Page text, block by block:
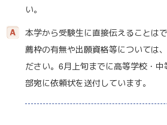
い。
本学から受験生に直接伝えることは
薦枠の有無や出願資格等については
ださい。6月上旬までに高等学校・
部宛に依頼状を送付しています。